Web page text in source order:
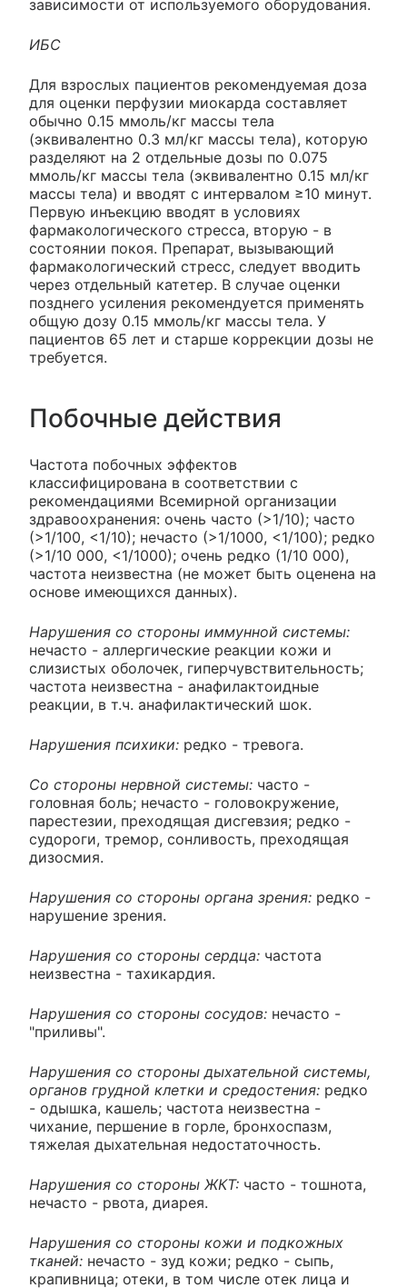
зависимости от используемого оборудования.
ИБС
Для взрослых пациентов рекомендуемая доза
для оценки перфузии миокарда составляет
обычно 0.15 ммоль/кг массы тела
(эквивалентно 0.3 мл/кг массы тела), которую
разделяют на 2 отдельные дозы по 0.075
ммоль/кг массы тела (эквивалентно 0.15 мл/кг
массы тела) и вводят с интервалом ≥10 минут.
Первую инъекцию вводят в условиях
фармакологического стресса, вторую - в
состоянии покоя. Препарат, вызывающий
фармакологический стресс, следует вводить
через отдельный катетер. В случае оценки
позднего усиления рекомендуется применять
общую дозу 0.15 ммоль/кг массы тела. У
пациентов 65 лет и старше коррекции дозы не
требуется.
Побочные действия
Частота побочных эффектов
классифицирована в соответствии с
рекомендациями Всемирной организации
здравоохранения: очень часто (>1/10); часто
(>1/100, <1/10); нечасто (>1/1000, <1/100); редко
(>1/10 000, <1/1000); очень редко (1/10 000),
частота неизвестна (не может быть оценена на
основе имеющихся данных).
Нарушения со стороны иммунной системы:
нечасто - аллергические реакции кожи и
слизистых оболочек, гиперчувствительность;
частота неизвестна - анафилактоидные
реакции, в т.ч. анафилактический шок.
Нарушения психики: редко - тревога.
Со стороны нервной системы: часто -
головная боль; нечасто - головокружение,
парестезии, преходящая дисгевзия; редко -
судороги, тремор, сонливость, преходящая
дизосмия.
Нарушения со стороны органа зрения: редко -
нарушение зрения.
Нарушения со стороны сердца: частота
неизвестна - тахикардия.
Нарушения со стороны сосудов: нечасто -
"приливы".
Нарушения со стороны дыхательной системы,
органов грудной клетки и средостения: редко
- одышка, кашель; частота неизвестна -
чихание, першение в горле, бронхоспазм,
тяжелая дыхательная недостаточность.
Нарушения со стороны ЖКТ: часто - тошнота,
нечасто - рвота, диарея.
Нарушения со стороны кожи и подкожных
тканей: нечасто - зуд кожи; редко - сыпь,
крапивница; отеки, в том числе отек лица и